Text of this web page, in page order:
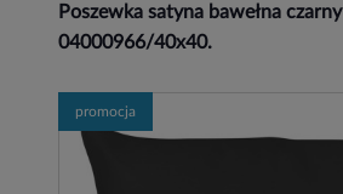
Poszewka satyna bawełna czarny
04000966/40x40.
promocja